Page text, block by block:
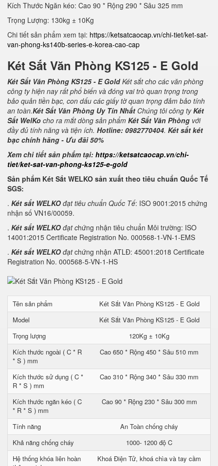
Kích Thước Ngăn kéo: Cao 90 * Rộng 290 * Sâu 325 mm
Trọng Lượng: 130kg ± 10Kg
Chi tiết sản phẩm xem tại: https://ketsatcaocap.vn/chi-tiet/ket-sat-
van-phong-ks140b-series-e-korea-cao-cap
Két Sắt Văn Phòng KS125 - E Gold
Két Sắt Văn Phòng KS125 - E GoldKét sắt cho các văn phòng
công ty hiện nay rất phổ biến và đóng vai trò quan trọng trong
bảo quản tiền bạc, con dấu các giấy tờ quan trọng đảm bảo tính
an toàn.Két Sắt Văn Phòng Uy Tín Nhất Chúng tôi công tyKét
Sắt WelKo cho ra mắt dòng sản phẩm Két Sắt Văn Phòng với
đầy đủ tính năng và tiện ích. Hotline: 0982770404. Két sắt két
bạc chính hãng - Ưu đãi 50%
Xem chi tiết sản phẩm tại: https://ketsatcaocap.vn/chi-
tiet/ket-sat-van-phong-ks125-e-gold
Sản phẩm Két Sắt WELKO sản xuất theo tiêu chuẩn Quốc Tế
SGS:
. Két sắt WELKO đạt tiêu chuẩn Quốc Tế: ISO 9001:2015 chứng
nhận số VN16/00059.
. Két sắt WELKO đạt chứng nhận tiêu chuẩn Môi trường: ISO
14001:2015 Certificate Registration No. 000568-1-VN-1-EMS
. Két sắt WELKO đạtchứng nhận ATLĐ: 45001:2018 Certificate
Registration No. 000568-5-VN-1-HS
Tên sản phẩm
Két Sắt Văn Phòng KS125 - E Gold
Model
Két Sắt Văn Phòng KS125 - E Gold
Trọng lượng
120Kg ± 10Kg
Kích thước ngoài ( C * R
* S ) mm
Cao 650 * Rộng 450 * Sâu 510 mm
Kích thước sử dụng ( C *
R * S ) mm
Cao 310 * Rộng 340 * Sâu 330 mm
Kích thước ngăn kéo ( C
* R * S ) mm
Cao 90 * Rộng 230 * Sâu 300 mm
Tính năng
An Toàn chống cháy
Khả năng chống cháy
1000- 1200 độ C
Hệ thống khóa liên hoàn
Khoá Điện Tử, khoá chìa và tay cầm